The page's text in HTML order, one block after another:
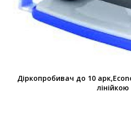
Діркопробивач до 10
лінійкою